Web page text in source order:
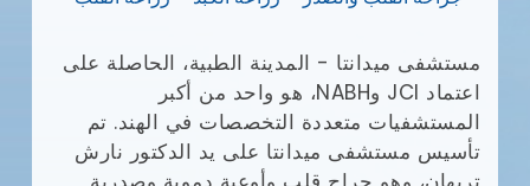
مستشفى ميدانتا - المدينة الطبية، الحاصلة على
اعتماد JCI وNABH، هو واحد من أكبر
المستشفيات متعددة التخصصات في الهند. تم
تأسيس مستشفى ميدانتا على يد الدكتور نارش